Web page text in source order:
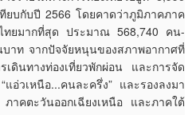
ยบกับปี 2566 โดยคาดว่าภูมิภาคภาค
ไทยมากที่สุด ประมาณ 568,740 คน-
าท จากปัจจัยหนุนของสภาพอากาศที่
เดินทางท่องเที่ยวพักผ่อน และการจัด
อ่วเหนือ...คนละครึ่ง” และรองลงมา
าคตะวันออกเฉียงเหนือ และภาคใต้